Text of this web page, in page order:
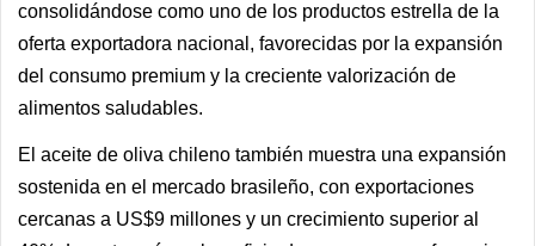
consolidándose como uno de los productos estrella de la
oferta exportadora nacional, favorecidas por la expansión
del consumo premium y la creciente valorización de
alimentos saludables.
El aceite de oliva chileno también muestra una expansión
sostenida en el mercado brasileño, con exportaciones
cercanas a US$9 millones y un crecimiento superior al